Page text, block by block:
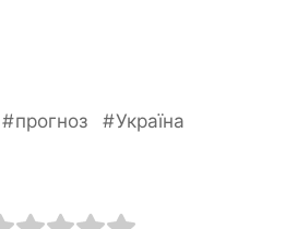
прогноз
Україна